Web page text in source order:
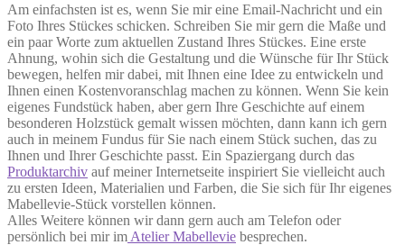
Am einfachsten ist es, wenn Sie mir eine Email-Nachricht und ein
Foto Ihres Stückes schicken. Schreiben Sie mir gern die Maße und
ein paar Worte zum aktuellen Zustand Ihres Stückes. Eine erste
Ahnung, wohin sich die Gestaltung und die Wünsche für Ihr Stück
bewegen, helfen mir dabei, mit Ihnen eine Idee zu entwickeln und
Ihnen einen Kostenvoranschlag machen zu können. Wenn Sie kein
eigenes Fundstück haben, aber gern Ihre Geschichte auf einem
besonderen Holzstück gemalt wissen möchten, dann kann ich gern
auch in meinem Fundus für Sie nach einem Stück suchen, das zu
Ihnen und Ihrer Geschichte passt. Ein Spaziergang durch das
Produktarchiv auf meiner Internetseite inspiriert Sie vielleicht auch
zu ersten Ideen, Materialien und Farben, die Sie sich für Ihr eigenes
Mabellevie-Stück vorstellen können.
Alles Weitere können wir dann gern auch am Telefon oder
persönlich bei mir im Atelier Mabellevie besprechen.